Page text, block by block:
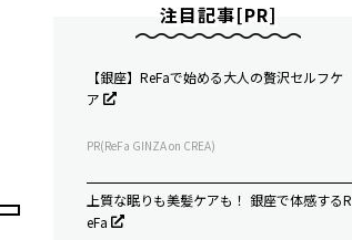
注目記事[PR]
【銀座】ReFaで始める大人の贅沢セルフケ
ア
PR(ReFa GINZA on CREA)
上質な眠りも美髪ケアも！ 銀座で体感するR
eFa